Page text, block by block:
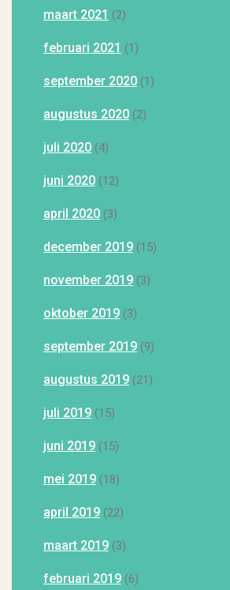
maart 2021 (2)
februari 2021 (1)
september 2020 (1)
augustus 2020 (2)
juli 2020 (4)
juni 2020 (12)
april 2020 (3)
december 2019 (15)
november 2019 (3)
oktober 2019 (3)
september 2019 (9)
augustus 2019 (21)
juli 2019 (15)
juni 2019 (15)
mei 2019 (18)
april 2019 (22)
maart 2019 (3)
februari 2019 (6)